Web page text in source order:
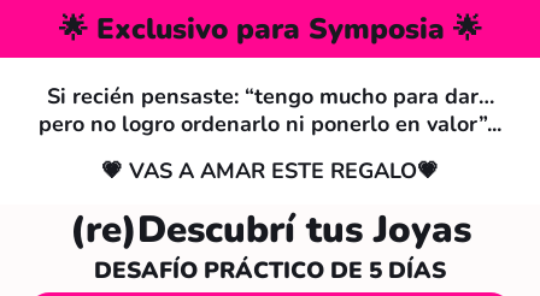
🌟 Exclusivo para Symposia 🌟
Si recién pensaste: “tengo mucho para dar…
pero no logro ordenarlo ni ponerlo en valor”...
💗 VAS A AMAR ESTE REGALO💗
(re)Descubrí tus Joyas
DESAFÍO PRÁCTICO DE 5 DÍAS